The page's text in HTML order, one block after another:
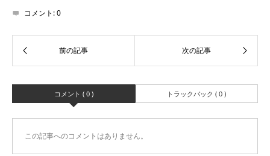
コメント:0
コメント ( 0 ) トラックバック ( 0 )
この記事へのコメントはありません。